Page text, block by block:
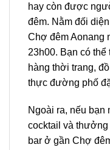
hay còn được
đêm. Nằm đối
Chợ đêm Aonang
23h00. Bạn có thể
hàng thời trang,
thực đường phố
Ngoài ra, nếu bạn
cocktail và
bar ở gần Chợ